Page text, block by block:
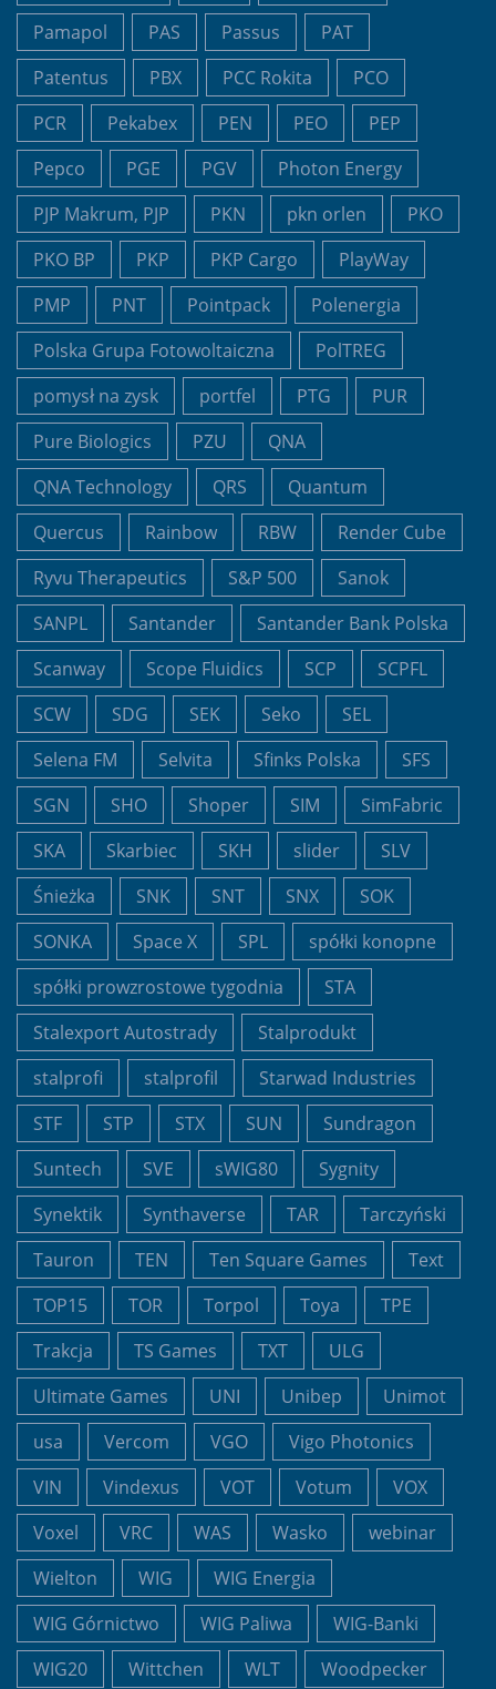
Pamapol
PAS Passus
PAT
Patentus
PBX PCC Rokita
PCO
PCR
Pekabex PEN PEO
PEP
Pepco
PGE PGV
Photon Energy
PJP Makrum, PJP
PKN pkn orlen
PKO
PKO BP
PKP PKP Cargo
PlayWay
PMP
PNT Pointpack
Polenergia
Polska Grupa Fotowoltaiczna
PolTREG
pomysł na zysk
portfel PTG
PUR
Pure Biologics
PZU
QNA
QNA Technology
QRS
Quantum
Quercus
Rainbow RBW
Render Cube
Ryvu Therapeutics
S&P 500
Sanok
SANPL
Santander
Santander Bank Polska
Scanway
Scope Fluidics SCP
SCPFL
SCW
SDG SEK Seko
SEL
Selena FM
Selvita Sfinks Polska
SFS
SGN
SHO Shoper SIM
SimFabric
SKA
Skarbiec SKH slider
SLV
Śnieżka
SNK SNT SNX
SOK
SONKA
Space X SPL
spółki konopne
spółki prowzrostowe tygodnia
STA
Stalexport Autostrady
Stalprodukt
stalprofi
stalprofil
Starwad Industries
STF
STP STX SUN
Sundragon
Suntech
SVE sWIG80
Sygnity
Synektik
Synthaverse TAR
Tarczyński
Tauron
TEN Ten Square Games
Text
TOP15
TOR Torpol Toya
TPE
Trakcja
TS Games TXT
ULG
Ultimate Games
UNI Unibep
Unimot
usa
Vercom VGO
Vigo Photonics
VIN
Vindexus VOT Votum
VOX
Voxel
VRC WAS Wasko
webinar
Wielton
WIG
WIG Energia
WIG Górnictwo
WIG Paliwa
WIG-Banki
WIG20
Wittchen WLT
Woodpecker